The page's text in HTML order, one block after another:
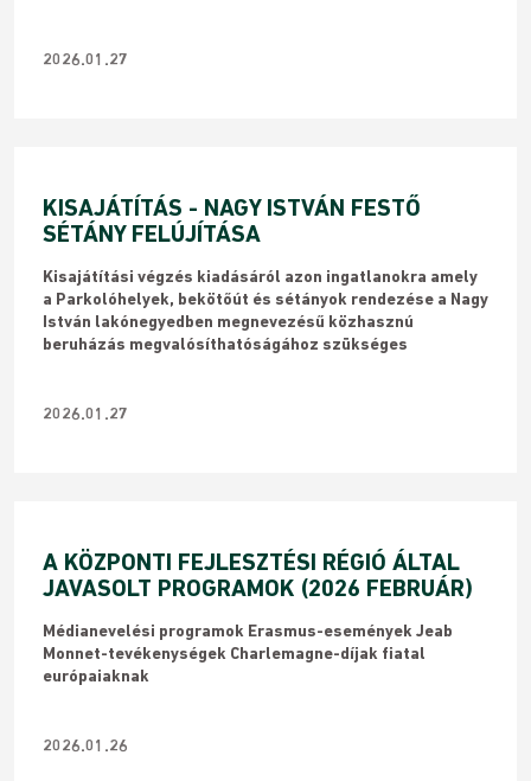
2026.01.27
KISAJÁTÍTÁS - NAGY ISTVÁN FESTŐ
SÉTÁNY FELÚJÍTÁSA
Kisajátítási végzés kiadásáról azon ingatlanokra amely
a Parkolóhelyek, bekötőút és sétányok rendezése a Nagy
István lakónegyedben megnevezésű közhasznú
beruházás megvalósíthatóságához szükséges
2026.01.27
A KÖZPONTI FEJLESZTÉSI RÉGIÓ ÁLTAL
JAVASOLT PROGRAMOK (2026 FEBRUÁR)
Médianevelési programok Erasmus-események Jeab
Monnet-tevékenységek Charlemagne-díjak fiatal
európaiaknak
2026.01.26